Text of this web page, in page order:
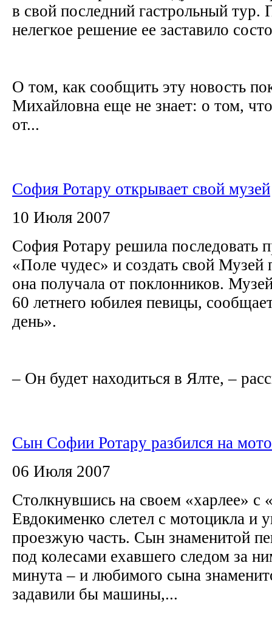
в свой последний гастрольный тур.
нелегкое решение ее заставило
О том, как сообщить эту новость
Михайловна еще не знает: о том,
от...
София Ротару открывает свой музей
10 Июля 2007
София Ротару решила последовать
«Поле чудес» и создать свой Музей
она получала от поклонников.
60 летнего юбилея певицы,
день».
– Он будет находиться в Ялте, –
Сын Софии Ротару разбился на
06 Июля 2007
Столкнувшись на своем «харлее» с
Евдокименко слетел с мотоцикла и
проезжую часть. Сын знаменитой
под колесами ехавшего следом за
минута – и любимого сына
задавили бы машины,...